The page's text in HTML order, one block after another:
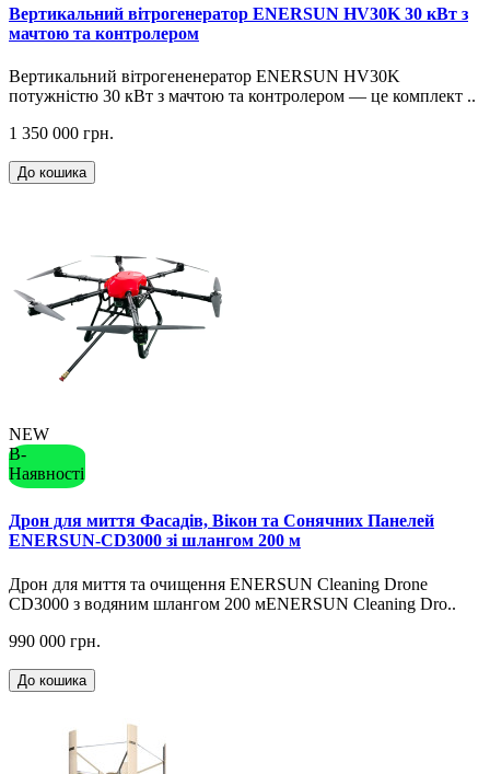
Вертикальний вітрогенератор ENERSUN HV30K 30 кВт з
мачтою та контролером
Вертикальний вітрогененератор ENERSUN HV30K
потужністю 30 кВт з мачтою та контролером — це комплект ..
1 350 000 грн.
До кошика
NEW
В-
Наявності
Дрон для миття Фасадів, Вікон та Сонячних Панелей
ENERSUN-CD3000 зі шлангом 200 м
Дрон для миття та очищення ENERSUN Cleaning Drone
CD3000 з водяним шлангом 200 мENERSUN Cleaning Dro..
990 000 грн.
До кошика